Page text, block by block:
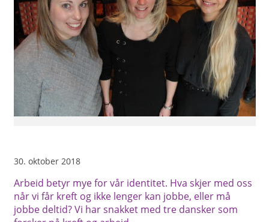
30. oktober 2018
Arbeid betyr mye for vår identitet. Hva skjer med oss
når vi får kreft og ikke lenger kan jobbe, eller må
jobbe deltid? Vi har snakket med tre dansker som